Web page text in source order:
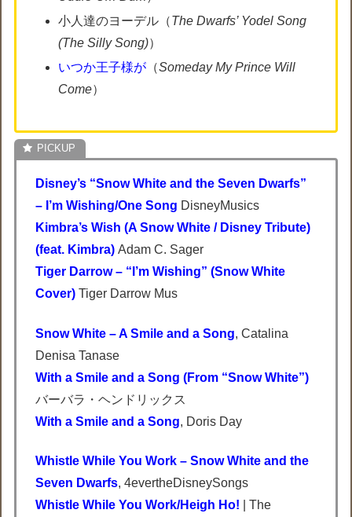
小人達のヨーデル（The Dwarfs’ Yodel Song
(The Silly Song)）
いつか王子様が （Someday My Prince Will
Come）
Disney’s “Snow White and the Seven Dwarfs”
– I’m Wishing/One Song DisneyMusics
Kimbra’s Wish (A Snow White / Disney Tribute)
(feat. Kimbra) Adam C. Sager
Tiger Darrow – “I’m Wishing” (Snow White
Cover) Tiger Darrow Mus
Snow White – A Smile and a Song, Catalina
Denisa Tanase
With a Smile and a Song (From “Snow White”)
バーバラ・ヘンドリックス
With a Smile and a Song, Doris Day
Whistle While You Work – Snow White and the
Seven Dwarfs, 4evertheDisneySongs
Whistle While You Work/Heigh Ho!
| The